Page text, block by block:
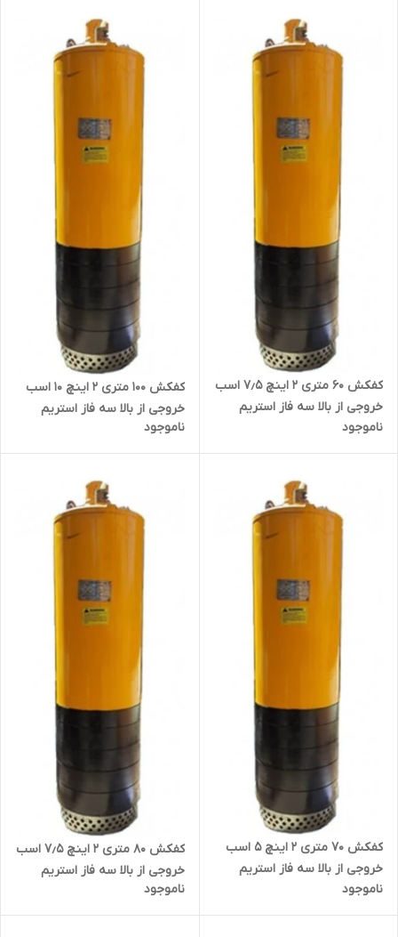
کفکش ۶۰ متری ۲ اینچ ۷٫۵ اسب
خروجی از بالا سه فاز استریم
QX15-60-5.5 | پمپ ارتفاع بالا
ناموجود
کفکش ۱۰۰ متری ۲ اینچ ۱۰ اسب
خروجی از بالا سه فاز استریم
QX12.5-100-7.5 | پمپ ارتفاع بالا
ناموجود
کفکش ۷۰ متری ۲ اینچ ۵ اسب
خروجی از بالا سه فاز استریم
QX10-70-4 | پمپ ارتفاع بالا
ناموجود
کفکش ۸۰ متری ۲ اینچ ۷٫۵ اسب
خروجی از بالا سه فاز استریم
QX12.5-80-5.5 | پمپ ارتفاع بالا
ناموجود